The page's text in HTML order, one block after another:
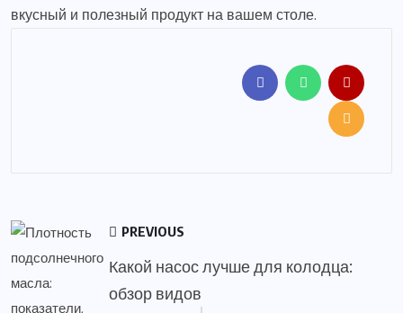
вкусный и полезный продукт на вашем столе.
PREVIOUS
Какой насос лучше для колодца:
обзор видов